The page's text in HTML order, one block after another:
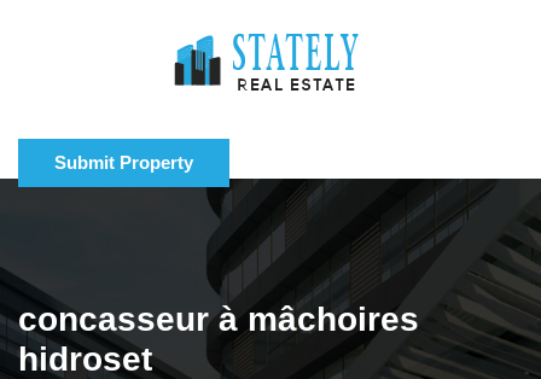
Submit Property
concasseur à mâchoires
hidroset